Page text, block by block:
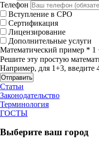
Телефон
Вступление в СРО
Сертификация
Лицензирование
Дополнительные услуги
Математический пример * 1
Решите эту простую
Например, для 1+3, введите
Отправить
Статьи
Законодательство
Терминология
ГОСТЫ
Выберите ваш город